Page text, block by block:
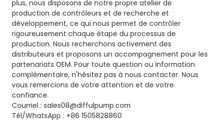
plus, nous disposons de notre propre atelier de
production de contrôleurs et de recherche et
développement, ce qui nous permet de contrôler
rigoureusement chaque étape du processus de
production. Nous recherchons activement des
distributeurs et proposons un accompagnement pour les
partenariats OEM. Pour toute question ou information
complémentaire, n'hésitez pas à nous contacter. Nous
vous remercions de votre attention et de votre
confiance.
Courriel : sales08@diffulpump.com
Tél/WhatsApp : +86 1505828860